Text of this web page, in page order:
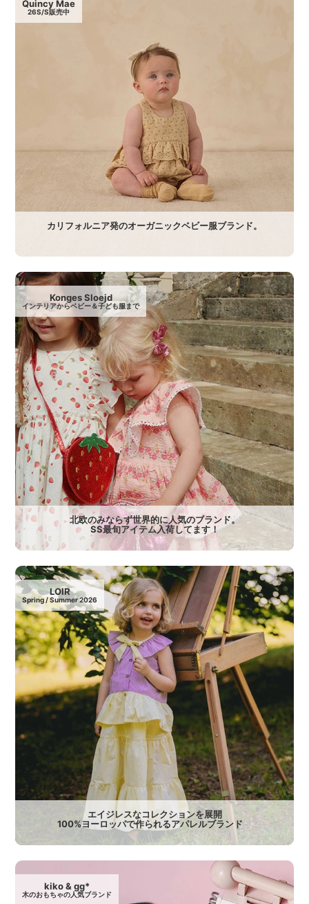
Quincy Mae
26S/S販売中
カリフォルニア発のオーガニックベビー服ブランド。
Konges Sloejd
インテリアからベビー＆子ども服まで
北欧のみならず世界的に人気のブランド。
SS最旬アイテム入荷してます！
LOIR
Spring / Summer 2026
エイジレスなコレクションを展開
100%ヨーロッパで作られるアパレルブランド
kiko & gg*
木のおもちゃの人気ブランド